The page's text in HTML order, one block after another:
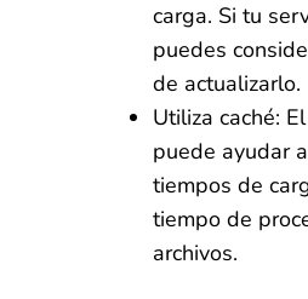
carga. Si tu
puedes
de actualizarlo.
Utiliza caché:
puede ayudar
tiempos de
tiempo de
archivos.